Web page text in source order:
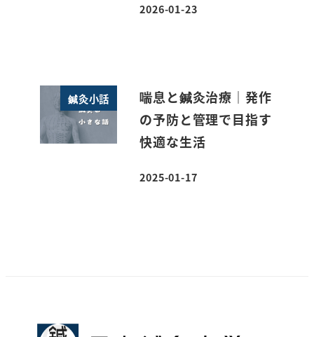
投稿日
2026-01-23
鍼灸小話
喘息と鍼灸治療｜発作
の予防と管理で目指す
快適な生活
投稿日
2025-01-17